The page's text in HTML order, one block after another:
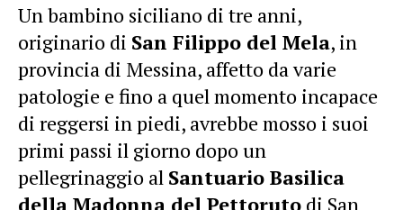
Un bambino siciliano di tre anni,
originario di San Filippo del Mela, in
provincia di Messina, affetto da varie
patologie e fino a quel momento incapace
di reggersi in piedi, avrebbe mosso i suoi
primi passi il giorno dopo un
pellegrinaggio al Santuario Basilica
della Madonna del Pettoruto di San